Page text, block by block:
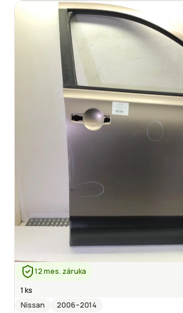
12 mes. záruka
1 ks
Nissan
2006–2014